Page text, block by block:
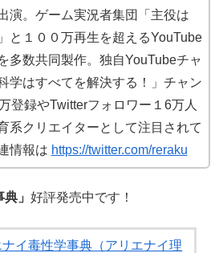
演。ゲーム実況者集団「主役は
と１００万再生を超えるYouTube
多数共同製作。独自YouTubeチャ
学はすべてを解決する！」チャン
登録やTwitterフォロワー１6万人
系クリエイターとして注目されて
情報は https://twitter.com/reraku
」 好評発売中です！
ナイ毒性学事典（アリエナイ理